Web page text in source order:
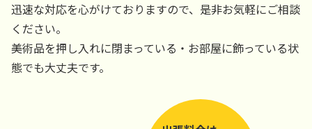
迅速な対応を心がけておりますので、是非お気軽にご相談
ください。
美術品を押し入れに閉まっている・お部屋に飾っている状
態でも大丈夫です。